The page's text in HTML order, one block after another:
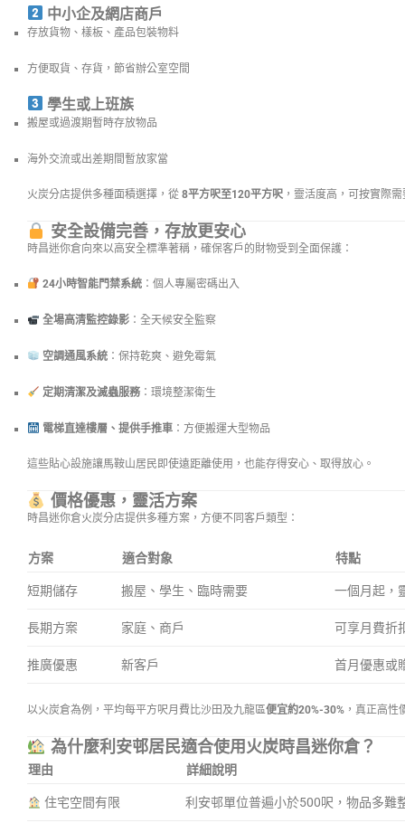
中小企及網店商戶
存放貨物、樣板、產品包裝物料
方便取貨、存貨，節省辦公室空間
學生或上班族
搬屋或過渡期暫時存放物品
海外交流或出差期間暫放家當
火炭分店提供多種面積選擇，從 8平方呎至120平方呎 ，靈活度高，可按實際
安全設備完善，存放更安心
時昌迷你倉向來以高安全標準著稱，確保客戶的財物受到全面保護：
24小時智能門禁系統：個人專屬密碼出入
全場高清監控錄影：全天候安全監察
空調通風系統：保持乾爽、避免霉氣
定期清潔及滅蟲服務：環境整潔衛生
電梯直達樓層、提供手推車：方便搬運大型物品
這些貼心設施讓馬鞍山居民即使遠距離使用，也能存得安心、取得放心。
價格優惠，靈活方案
時昌迷你倉火炭分店提供多種方案，方便不同客戶類型：
方案 適合對象 特點
短期儲存 搬屋、學生、臨時需要 一個月起，
長期方案 家庭、商戶 可享月費折
推廣優惠 新客戶 首月優惠或
以火炭倉為例，平均每平方呎月費比沙田及九龍區便宜約20%-30% ，真正高性
為什麼利安邨居民適合使用火炭時昌迷你倉？
理由 詳細說明
住宅空間有限 利安邨單位普遍小於500呎，物品多難